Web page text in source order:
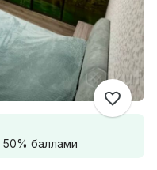
50% баллами